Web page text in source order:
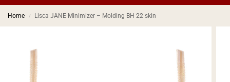
Home / Lisca JANE Minimizer – Molding BH 22 skin